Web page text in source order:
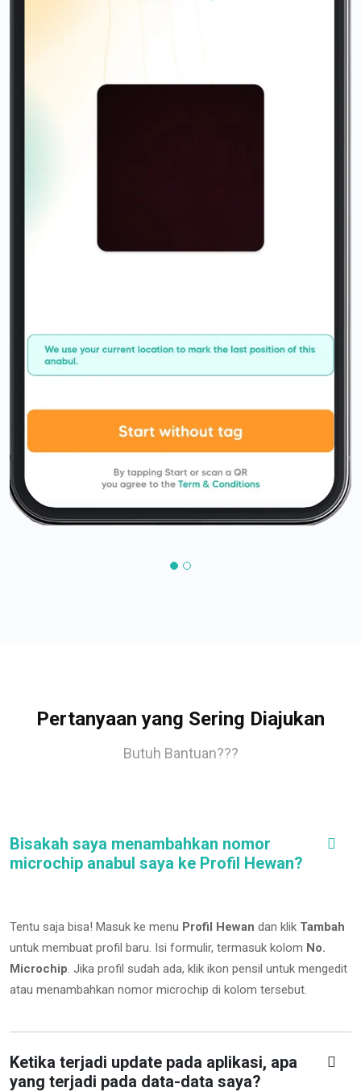
Pertanyaan yang Sering Diajukan
Butuh Bantuan???
Bisakah saya menambahkan nomor
microchip anabul saya ke Profil Hewan?
Tentu saja bisa! Masuk ke menu Profil Hewan dan klik Tambah
untuk membuat profil baru. Isi formulir, termasuk kolom No.
Microchip. Jika profil sudah ada, klik ikon pensil untuk mengedit
atau menambahkan nomor microchip di kolom tersebut.
Ketika terjadi update pada aplikasi, apa
yang terjadi pada data-data saya?